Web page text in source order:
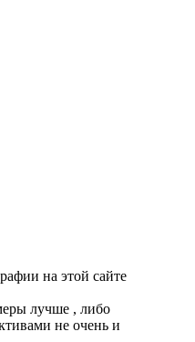
на этой сайте
лучше , либо
не очень и